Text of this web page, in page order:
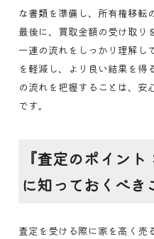
な書類を準備し、所有権移転
最後に、買取金額の受け取り
一連の流れをしっかり理解し
を軽減し、より良い結果を得
の流れを把握することは、安
です。
『査定のポイン
に知っておくべき
査定を受ける際に家を高く売